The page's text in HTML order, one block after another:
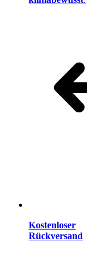
Kostenloser
Rückversand